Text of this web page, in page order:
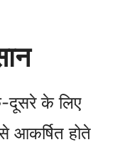
दूसरे के लिए
आकर्षित होते